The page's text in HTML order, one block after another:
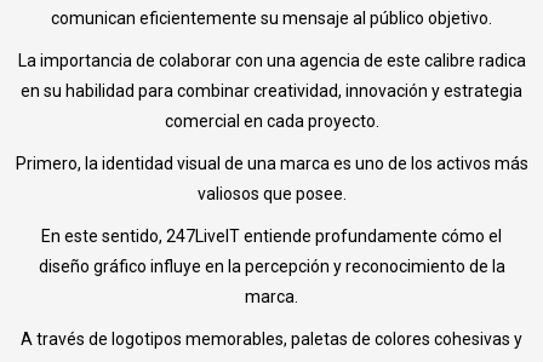
comunican eficientemente su mensaje al público objetivo.
La importancia de colaborar con una agencia de este calibre radica
en su habilidad para combinar creatividad, innovación y estrategia
comercial en cada proyecto.
Primero, la identidad visual de una marca es uno de los activos más
valiosos que posee.
En este sentido, 247LiveIT entiende profundamente cómo el
diseño gráfico influye en la percepción y reconocimiento de la
marca.
A través de logotipos memorables, paletas de colores cohesivas y